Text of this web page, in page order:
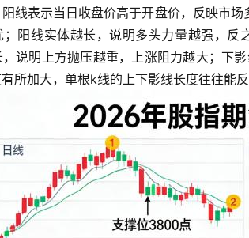
线表示当日收盘价高于开盘价，反映市
阳线实体越长，说明多头力量越强，
说明上方抛压越重，上涨阻力越大；下
所加大，单根k线的上下影线长度往往能